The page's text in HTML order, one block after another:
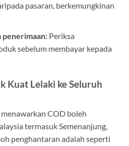
pasaran, berkemungkinan
penerimaan:Periksa
sebelum membayar kepada
Kuat Lelaki ke Seluruh
COD boleh
termasuk Semenanjung,
penghantaran adalah seperti